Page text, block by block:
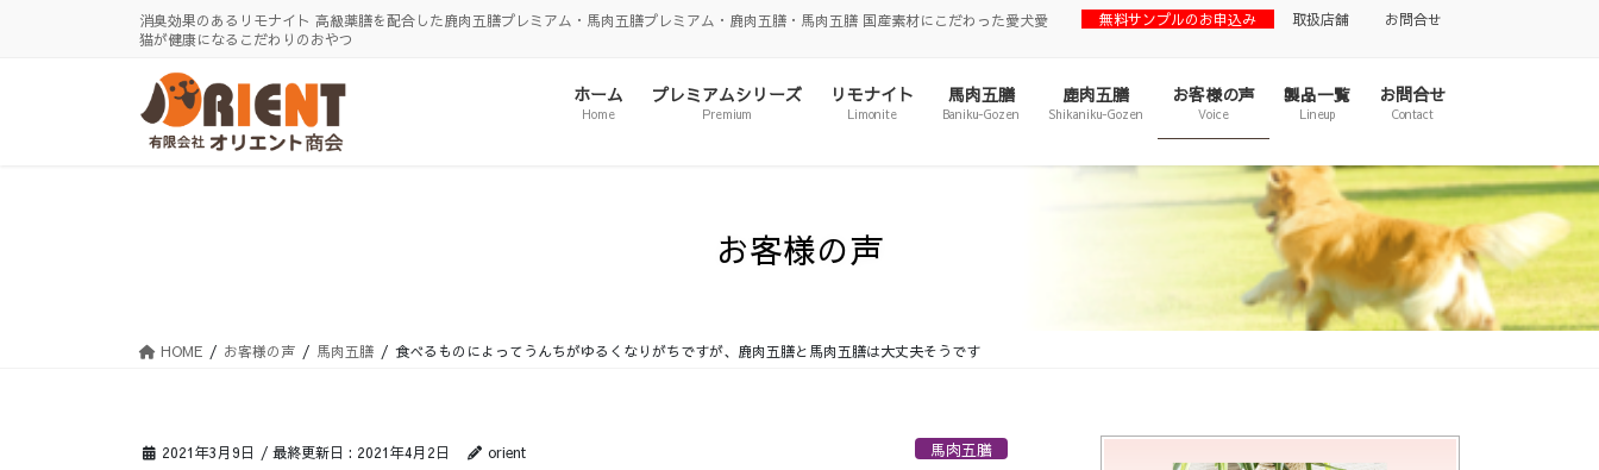
消臭効果のあるリモナイト 高級薬膳を配合した鹿肉五膳プレミアム・馬肉五膳プレミアム・鹿肉五膳・馬肉五膳 国産素材にこだわった愛犬愛
猫が健康になるこだわりのおやつ
無料サンプルのお申込み 取扱店舗 お問合せ
ホーム
Home
プレミアムシリーズ
Premium
リモナイト
Limonite
馬肉五膳
Baniku-Gozen
鹿肉五膳
Shikaniku-Gozen
お客様の声
Voice
製品一覧
Lineup
お問合せ
Contact
お客様の声
HOME お客様の声 馬肉五膳 食べるものによってうんちがゆるくなりがちですが、鹿肉五膳と馬肉五膳は大丈夫そうです
2021年3月9日 / 最終更新日 : 2021年4月2日 orient 馬肉五膳